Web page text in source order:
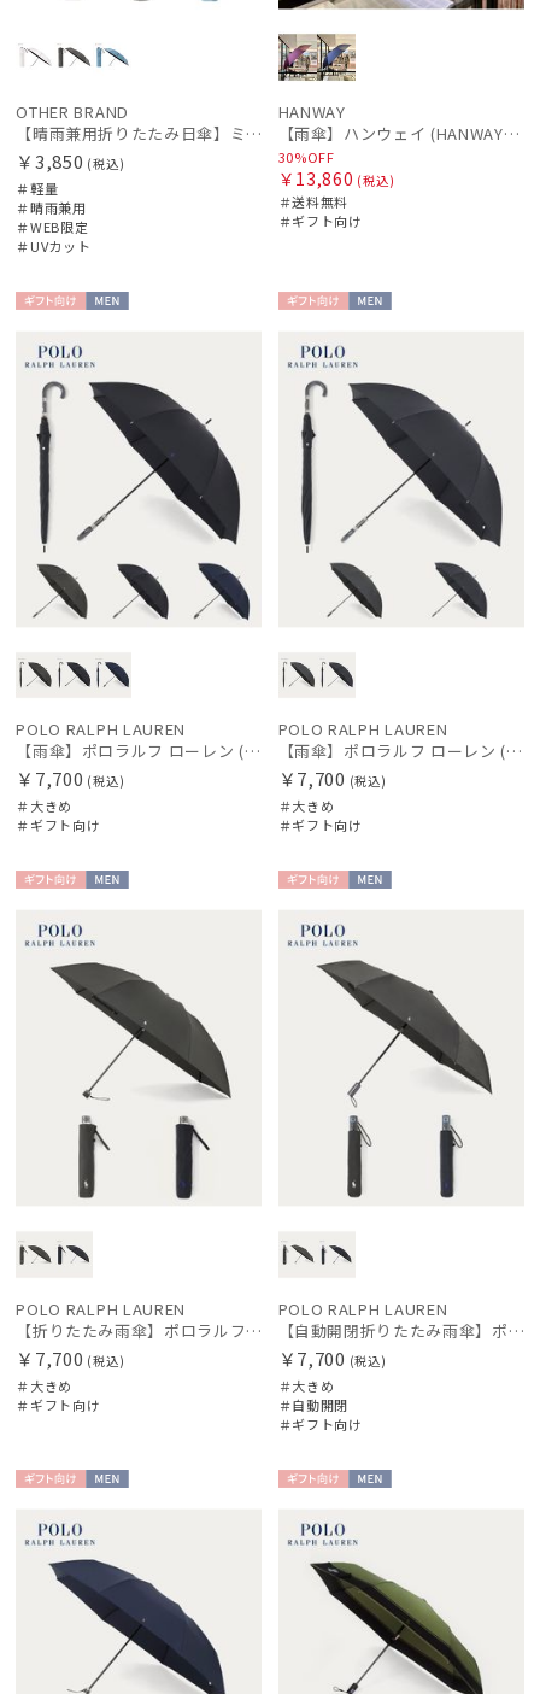
OTHER BRAND
【晴雨兼用折りたたみ日傘】ミズノ（MIZUNO）ワンポイントロゴ 一級遮光99.99% 遮熱 UV99％以上 晴雨兼用 軽量
￥3,850 (税込)
＃軽量
＃晴雨兼用
＃WEB限定
＃UVカット
HANWAY
【雨傘】ハンウェイ (HANWAY) 日本製
30%OFF
￥13,860 (税込)
＃送料無料
＃ギフト向け
向け
POLO RALPH LAUREN
【雨傘】ポロラルフ ローレン (POLO RALPH LAUREN) ワンポイントポロポニー 大きめ65cm
￥7,700 (税込)
＃大きめ
＃ギフト向け
向け
POLO RALPH LAUREN
【雨傘】ポロラルフ ローレン (POLO RALPH LAUREN) ストライプ 大きめ70cm
￥7,700 (税込)
＃大きめ
＃ギフト向け
向け
POLO RALPH LAUREN
【折りたたみ雨傘】ポロラルフ ローレン (POLO RALPH LAUREN) ワンポイントポロポニー 大きめ60cm
￥7,700 (税込)
＃大きめ
＃ギフト向け
向け
POLO RALPH LAUREN
【自動開閉折りたたみ雨傘】ポロラルフ ローレン (POLO RALPH LAUREN) ワンポイントポロポニー 大きめ60cm ワンタッチ開閉
￥7,700 (税込)
＃大きめ
＃自動開閉
＃ギフト向け
向け
向け